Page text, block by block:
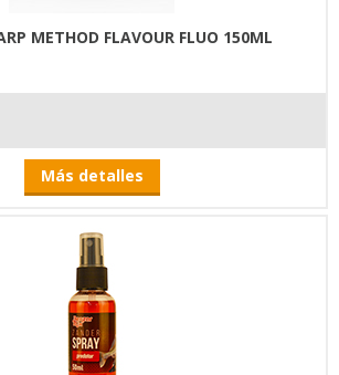
METHOD FLAVOUR FLUO 150ML
Más detalles